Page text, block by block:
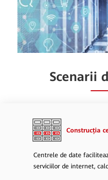
Scenarii
Construcția
Centrele de date
serviciilor de internet,